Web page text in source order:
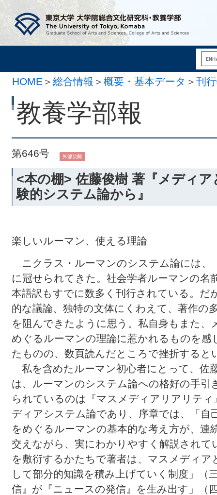
HOME ＞ 総合情報 ＞ 概要・基本データ ＞ 刊
月 1日）
教養学部報
第646号
<本の棚> 佐藤俊樹 著『メディ
験的システム論から』
楽しいルーマン、使える理論
ニクラス・ルーマンのシステム論には、
に冠せられてきた。社会学者ルーマンの名
本語訳もすでに数多く刊行されている。だ
的な議論、独特の文体にくわえて、著作の
を阻んできたように思う。私自身もまた
めぐるルーマンの理論に惹かれるものを
たものの、数頁読んだところで挫折すると
私を含めたルーマン初心者にとって、佐
は、ルーマンのシステム論への格好の手引
られているのは『マスメディアリアリテ
ディアシステム論であり、序章では、「自
をめぐるルーマンの基本的な考え方が、連
交えながら、実にわかりやすく解説され
を敷衍するかたちで著者は、マスメディア
して部分的知識を積み上げていく制度」（
信』が『ニュースの発信』を生み出す」（